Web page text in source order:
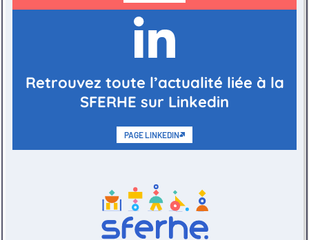
Retrouvez toute l’actualité liée à la
SFERHE sur Linkedin
PAGE LINKEDIN